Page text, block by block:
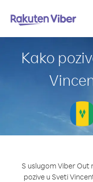
Kako
S uslugom Viber
pozive u Sveti